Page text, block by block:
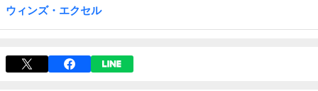
ウィンズ・エクセル